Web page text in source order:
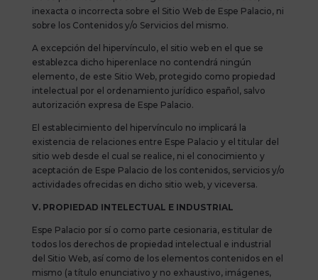
inexacta o incorrecta sobre el Sitio Web de Espe Palacio, ni
sobre los Contenidos y/o Servicios del mismo.
A excepción del hipervínculo, el sitio web en el que se
establezca dicho hiperenlace no contendrá ningún
elemento, de este Sitio Web, protegido como propiedad
intelectual por el ordenamiento jurídico español, salvo
autorización expresa de Espe Palacio.
El establecimiento del hipervínculo no implicará la
existencia de relaciones entre Espe Palacio y el titular del
sitio web desde el cual se realice, ni el conocimiento y
aceptación de Espe Palacio de los contenidos, servicios y/o
actividades ofrecidas en dicho sitio web, y viceversa.
V. PROPIEDAD INTELECTUAL E INDUSTRIAL
Espe Palacio por sí o como parte cesionaria, es titular de
todos los derechos de propiedad intelectual e industrial
del Sitio Web, así como de los elementos contenidos en el
mismo (a título enunciativo y no exhaustivo, imágenes,